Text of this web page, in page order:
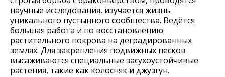
научные исследования, изучается жизнь
уникального пустынного сообщества. Ведётся
большая работа и по восстановлению
растительного покрова на деградированных
землях. Для закрепления подвижных песков
высаживаются специальные засухоустойчивые
растения, такие как колосняк и джузгун.